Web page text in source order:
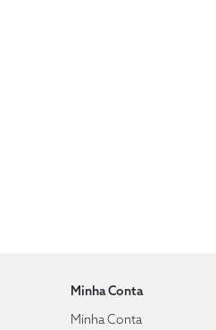
Minha Conta
Minha Conta